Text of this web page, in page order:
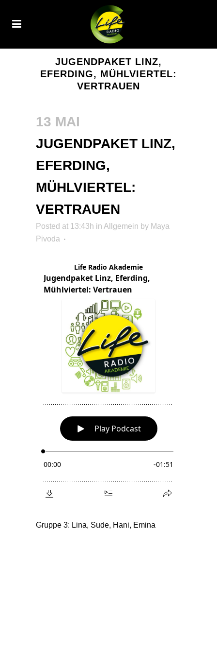
JUGENDPAKET LINZ,
EFERDING, MÜHLVIERTEL:
VERTRAUEN
13 MAI
JUGENDPAKET LINZ,
EFERDING,
MÜHLVIERTEL:
VERTRAUEN
Posted at 13:43h in Allgemein by Maya
Pivoda
Gruppe 3: Lina, Sude, Hani, Emina